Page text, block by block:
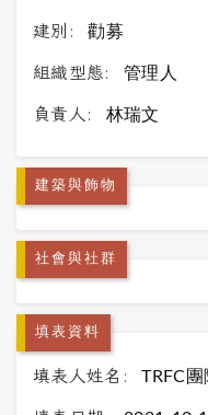
建別: 勸募
組織型態: 管理人
負責人: 林瑞文
建築與飾物
社會與社群
填表資料
填表人姓名: TRFC團